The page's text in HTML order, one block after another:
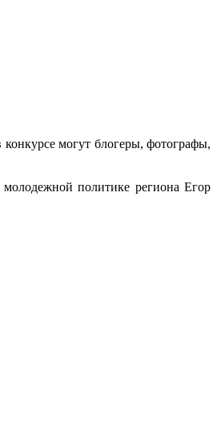
могут блогеры, фотографы,
политике региона Егор